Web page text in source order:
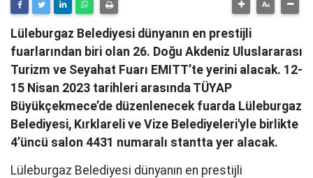
Lüleburgaz Belediyesi dünyanın en prestijli
fuarlarından biri olan 26. Doğu Akdeniz Uluslararası
Turizm ve Seyahat Fuarı EMITT’te yerini alacak. 12-
15 Nisan 2023 tarihleri arasında TÜYAP
Büyükçekmece’de düzenlenecek fuarda Lüleburgaz
Belediyesi, Kırklareli ve Vize Belediyeleri'yle birlikte
4’üncü salon 4431 numaralı stantta yer alacak.
Lüleburgaz Belediyesi dünyanın en prestijli